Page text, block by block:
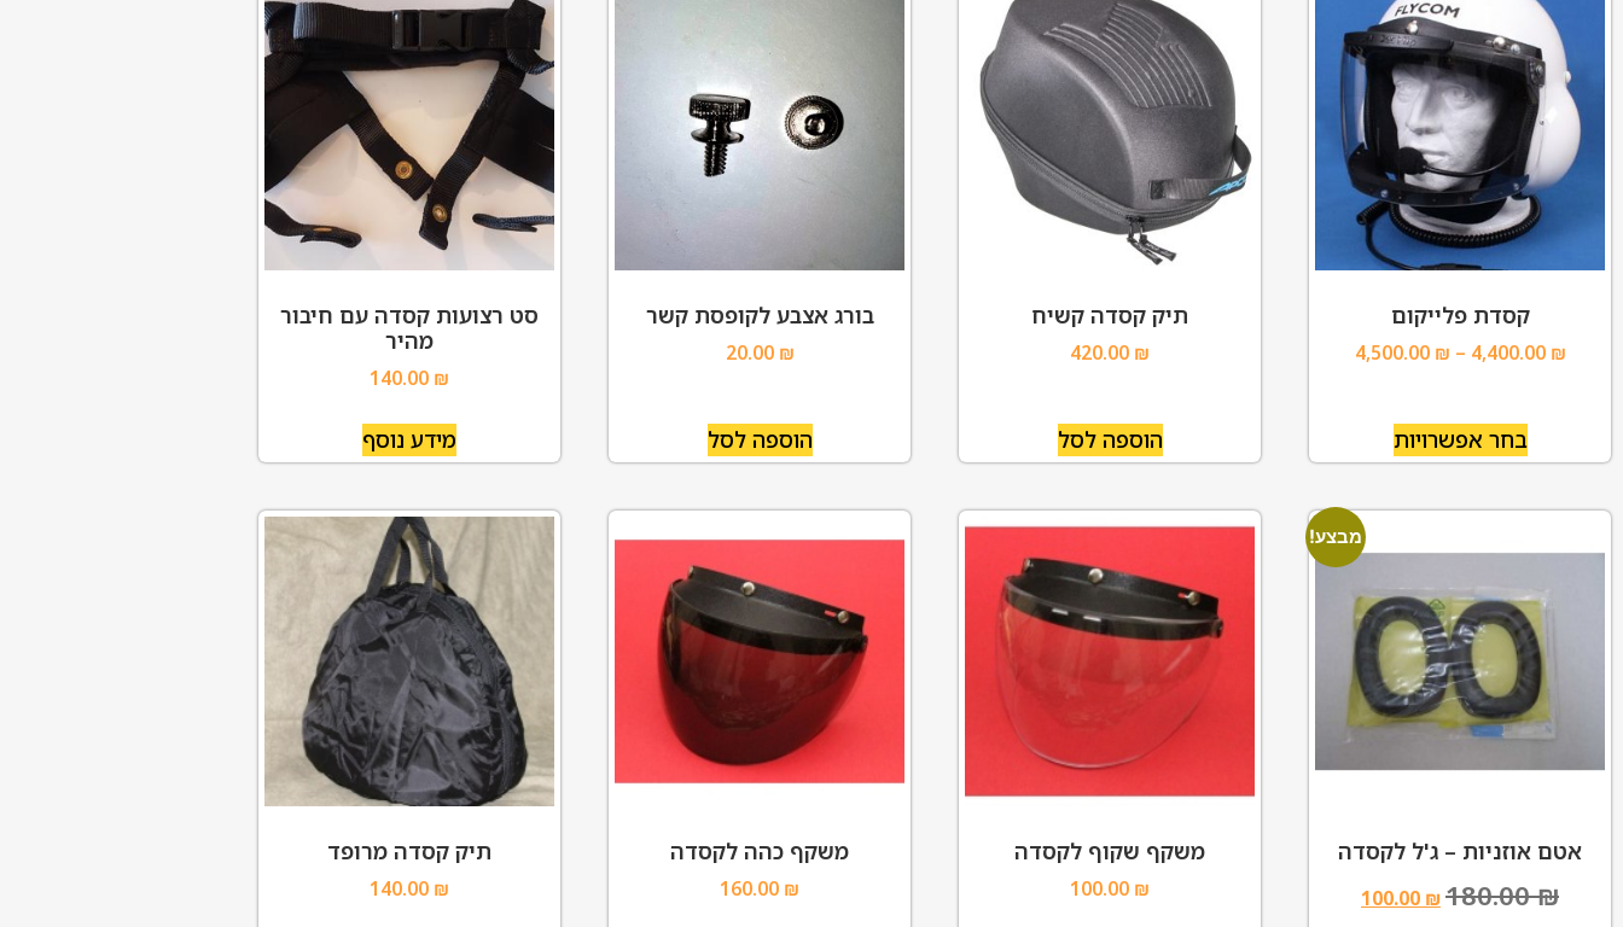
קסדת פלייקום
4,400.00 ₪
–
4,500.00 ₪
בחר אפשרויות
תיק קסדה קשיח
420.00 ₪
הוספה לסל
בורג אצבע לקופסת קשר
20.00 ₪
הוספה לסל
סט רצועות קסדה עם חיבור
מהיר
140.00 ₪
מידע נוסף
מבצע!
אטם אוזניות – ג'ל לקסדה
180.00₪
100.00 ₪
משקף שקוף לקסדה
100.00 ₪
משקף כהה לקסדה
160.00 ₪
תיק קסדה מרופד
140.00 ₪